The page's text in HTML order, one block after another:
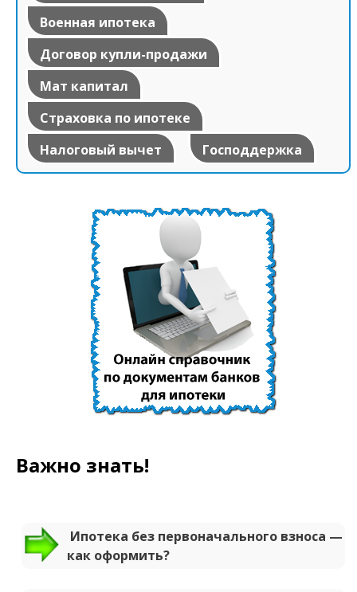
Военная ипотека
Договор купли-продажи
Мат капитал
Страховка по ипотеке
Налоговый вычет
Господдержка
Важно знать!
Ипотека без первоначального взноса —
как оформить?